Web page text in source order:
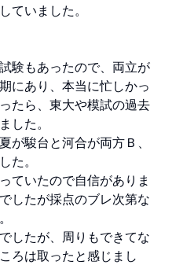
ていました。
験もあったので、両立が
にあり、本当に忙しかっ
たら、東大や模試の過去
した。
駿台と河合が両方Ｂ、
た。
ていたので自信がありま
したが採点のブレ次第な
したが、周りもできてな
ろは取ったと感じまし